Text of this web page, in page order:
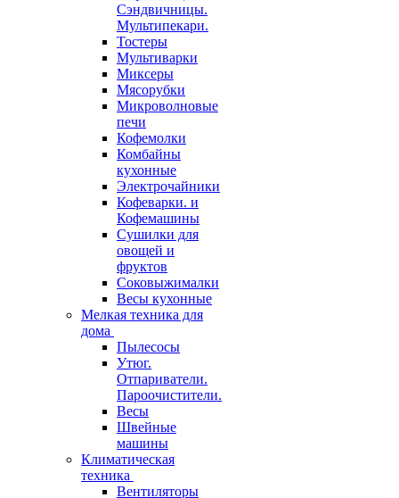
Сэндвичницы.
Мультипекари.
Тостеры
Мультиварки
Миксеры
Мясорубки
Микроволновые
печи
Кофемолки
Комбайны
кухонные
Электрочайники
Кофеварки. и
Кофемашины
Сушилки для
овощей и
фруктов
Соковыжималки
Весы кухонные
Мелкая техника для
дома
Пылесосы
Утюг.
Отпариватели.
Пароочистители.
Весы
Швейные
машины
Климатическая
техника
Вентиляторы